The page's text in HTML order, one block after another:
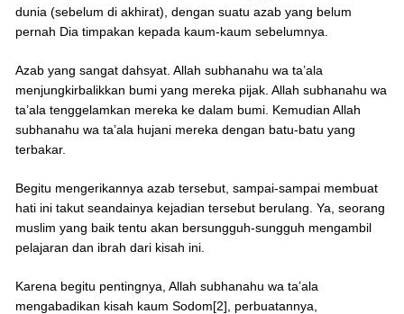
dunia (sebelum di akhirat), dengan suatu azab yang belum
pernah Dia timpakan kepada kaum-kaum sebelumnya.
Azab yang sangat dahsyat. Allah subhanahu wa ta’ala
menjungkirbalikkan bumi yang mereka pijak. Allah subhanahu wa
ta’ala tenggelamkan mereka ke dalam bumi. Kemudian Allah
subhanahu wa ta’ala hujani mereka dengan batu-batu yang
terbakar.
Begitu mengerikannya azab tersebut, sampai-sampai membuat
hati ini takut seandainya kejadian tersebut berulang. Ya, seorang
muslim yang baik tentu akan bersungguh-sungguh mengambil
pelajaran dan ibrah dari kisah ini.
Karena begitu pentingnya, Allah subhanahu wa ta’ala
mengabadikan kisah kaum Sodom[2], perbuatannya,